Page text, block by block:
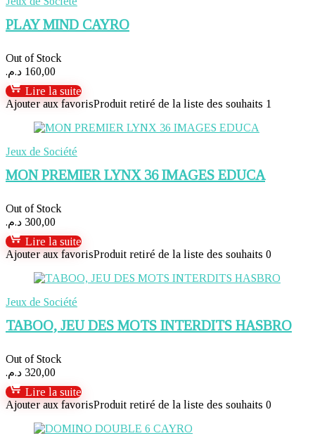
PLAY MIND CAYRO
Out of Stock
160,00 د.م.
Lire la suite
Ajouter aux favorisProduit retiré de la liste des souhaits 1
Jeux de Société
MON PREMIER LYNX 36 IMAGES EDUCA
Out of Stock
300,00 د.م.
Lire la suite
Ajouter aux favorisProduit retiré de la liste des souhaits 0
Jeux de Société
TABOO, JEU DES MOTS INTERDITS HASBRO
Out of Stock
320,00 د.م.
Lire la suite
Ajouter aux favorisProduit retiré de la liste des souhaits 0